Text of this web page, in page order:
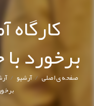
کارگاه
برخورد
صفحه ی اصلی/آرشیو/